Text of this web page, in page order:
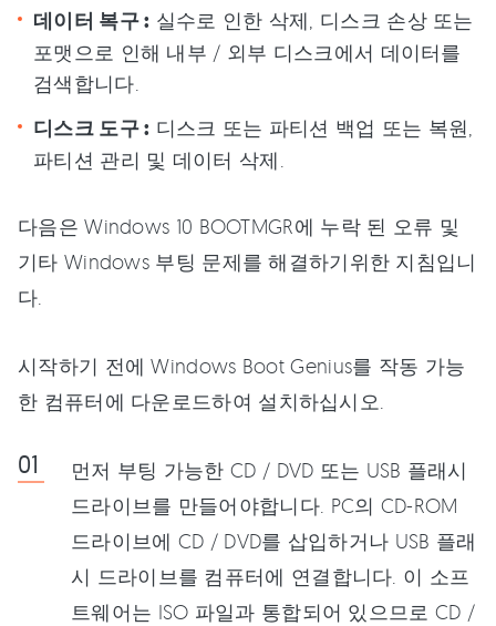
데이터 복구 : 실수로 인한 삭제, 디스크 손상 또는
포맷으로 인해 내부 / 외부 디스크에서 데이터를
검색합니다.
디스크 도구 : 디스크 또는 파티션 백업 또는 복원,
파티션 관리 및 데이터 삭제.
다음은 Windows 10 BOOTMGR에 누락 된 오류 및
기타 Windows 부팅 문제를 해결하기위한 지침입니
다.
시작하기 전에 Windows Boot Genius를 작동 가능
한 컴퓨터에 다운로드하여 설치하십시오.
먼저 부팅 가능한 CD / DVD 또는 USB 플래시
드라이브를 만들어야합니다. PC의 CD-ROM
드라이브에 CD / DVD를 삽입하거나 USB 플래
시 드라이브를 컴퓨터에 연결합니다. 이 소프
트웨어는 ISO 파일과 통합되어 있으므로 CD /